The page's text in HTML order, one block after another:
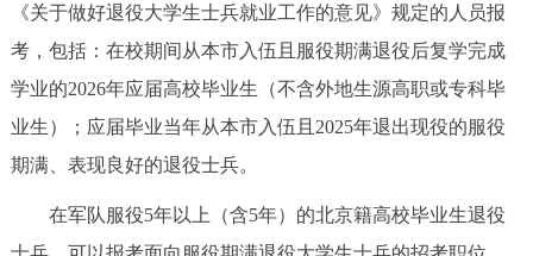
《关于做好退役大学生士兵就业工作的意见》规定的人员报
考，包括：在校期间从本市入伍且服役期满退役后复学完成
学业的2026年应届高校毕业生（不含外地生源高职或专科毕
业生）；应届毕业当年从本市入伍且2025年退出现役的服役
期满、表现良好的退役士兵。
在军队服役5年以上（含5年）的北京籍高校毕业生退役